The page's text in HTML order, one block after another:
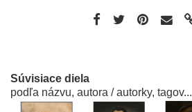
Súvisiace diela
podľa názvu, autora / autorky, tagov...